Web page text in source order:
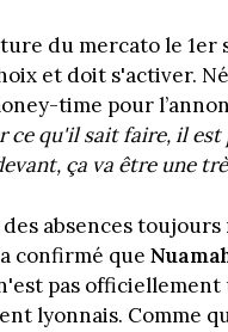
du mercato le 1er
et doit s'activer.
time pour
ce qu'il sait faire, il
ça va être une
des absences
confirmé que
pas
lyonnais. Comme